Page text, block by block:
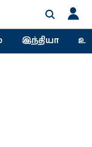
இந்தியா